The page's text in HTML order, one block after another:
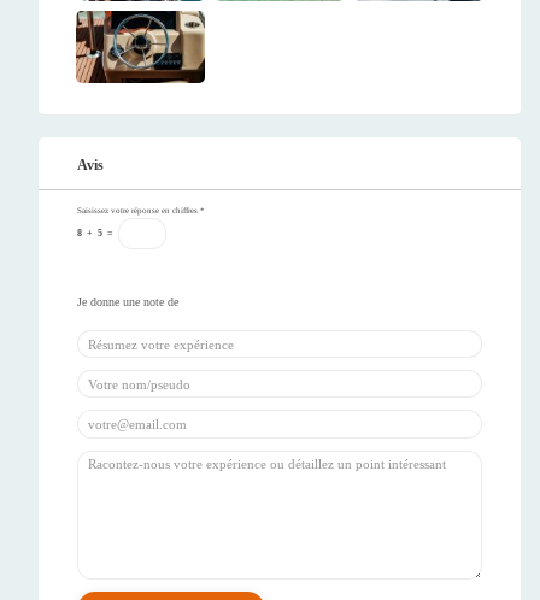
Avis
Saisissez votre réponse en chiffres *
8 + 5 =